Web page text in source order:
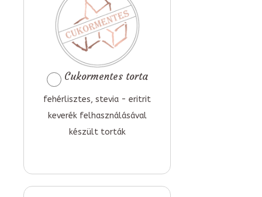
Cukormentes torta
fehérlisztes, stevia - eritrit
keverék felhasználásával
készült torták